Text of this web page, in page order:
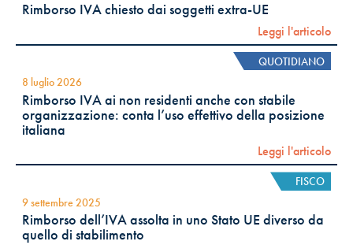
Rimborso IVA chiesto dai soggetti extra-UE
Leggi l'articolo
QUOTIDIANO
8 luglio 2026
Rimborso IVA ai non residenti anche con stabile
organizzazione: conta l’uso effettivo della posizione
italiana
Leggi l'articolo
FISCO
9 settembre 2025
Rimborso dell’IVA assolta in uno Stato UE diverso da
quello di stabilimento